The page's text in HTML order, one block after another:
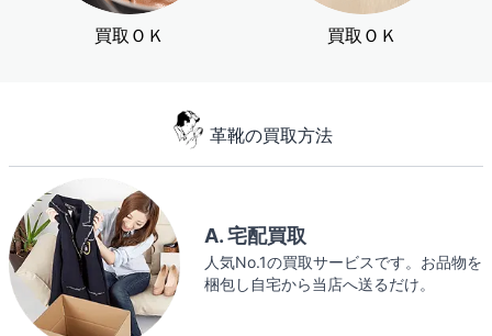
買取ＯＫ 買取ＯＫ
革靴の買取方法
A. 宅配買取
人気No.1の買取サービスです。お品物を
梱包し自宅から当店へ送るだけ。